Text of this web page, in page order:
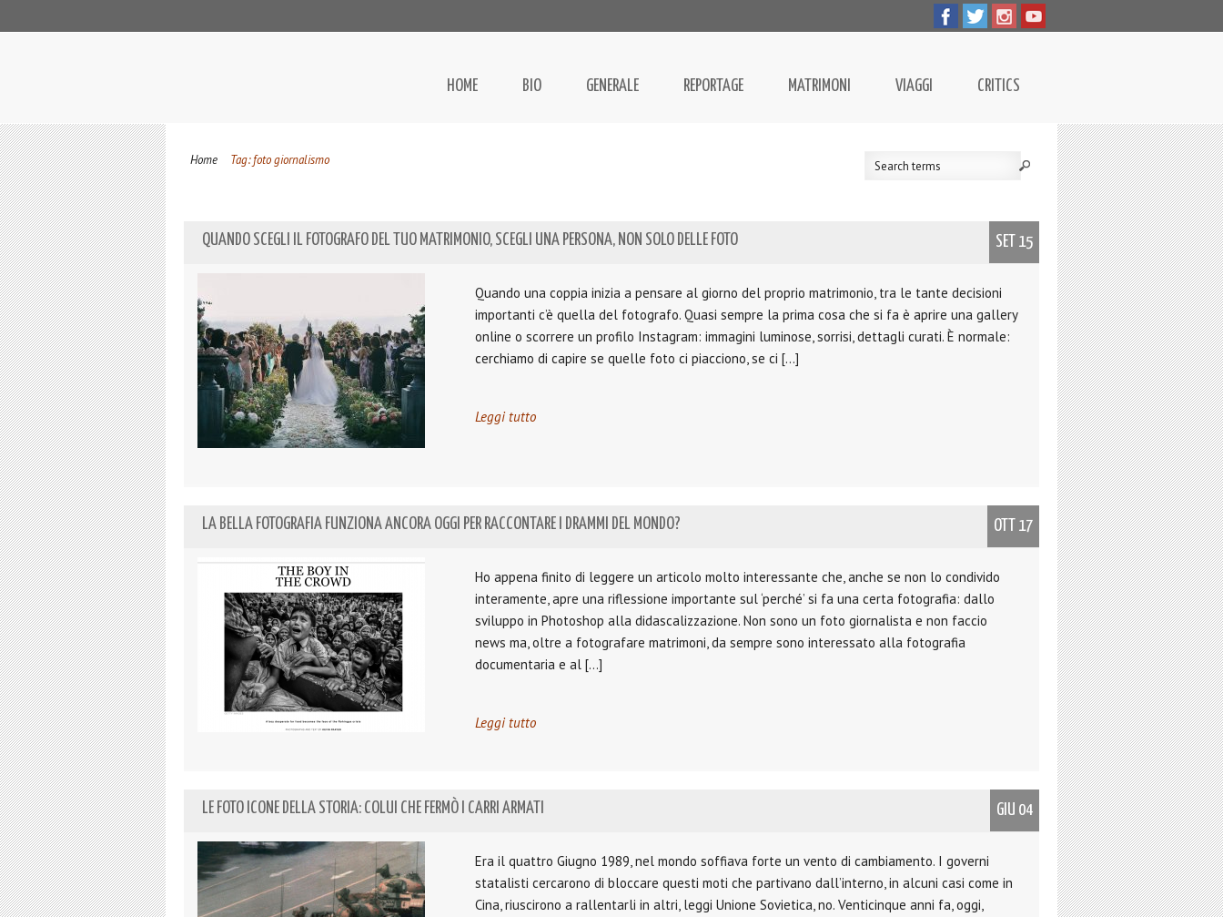
HOME BIO GENERALE REPORTAGE MATRIMONI VIAGGI CRITICS
Home Tag: foto giornalismo
QUANDO SCEGLI IL FOTOGRAFO DEL TUO MATRIMONIO, SCEGLI UNA PERSONA, NON SOLO DELLE FOTO SET 15
Quando una coppia inizia a pensare al giorno del proprio matrimonio, tra le tante decisioni
importanti c’è quella del fotografo. Quasi sempre la prima cosa che si fa è aprire una gallery
online o scorrere un profilo Instagram: immagini luminose, sorrisi, dettagli curati. È normale:
cerchiamo di capire se quelle foto ci piacciono, se ci […]
Leggi tutto
LA BELLA FOTOGRAFIA FUNZIONA ANCORA OGGI PER RACCONTARE I DRAMMI DEL MONDO? OTT 17
Ho appena finito di leggere un articolo molto interessante che, anche se non lo condivido
interamente, apre una riflessione importante sul ‘perché’ si fa una certa fotografia: dallo
sviluppo in Photoshop alla didascalizzazione. Non sono un foto giornalista e non faccio
news ma, oltre a fotografare matrimoni, da sempre sono interessato alla fotografia
documentaria e al […]
Leggi tutto
LE FOTO ICONE DELLA STORIA: COLUI CHE FERMÒ I CARRI ARMATI GIU 04
Era il quattro Giugno 1989, nel mondo soffiava forte un vento di cambiamento. I governi
statalisti cercarono di bloccare questi moti che partivano dall’interno, in alcuni casi come in
Cina, riuscirono a rallentarli in altri, leggi Unione Sovietica, no. Venticinque anni fa, oggi,